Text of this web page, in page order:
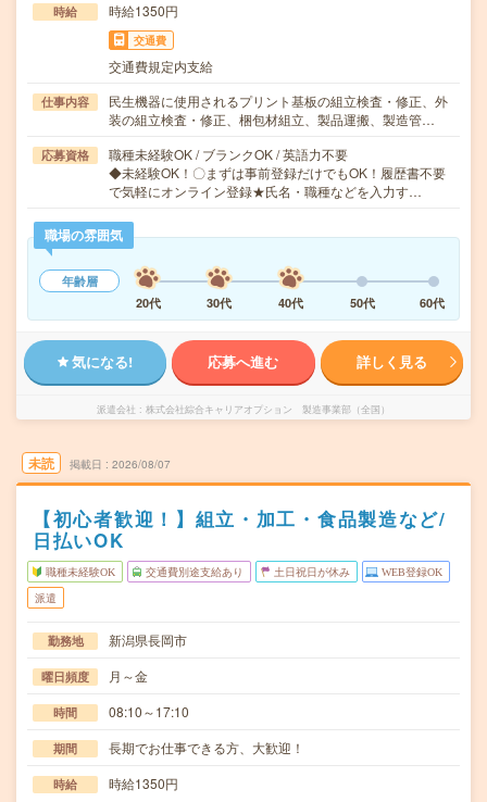
時給 時給1350円
交通費
交通費規定内支給
仕事内容
民生機器に使用されるプリント基板の組立検査・修正、外
装の組立検査・修正、梱包材組立、製品運搬、製造管…
応募資格
職種未経験OK / ブランクOK / 英語力不要
◆未経験OK！〇まずは事前登録だけでもOK！履歴書不要
で気軽にオンライン登録★氏名・職種などを入力す…
職場の雰囲気
年齢層
20代
30代 40代 50代 60代
気になる! 応募へ進む 詳しく見る
派遣会社 株式会社綜合キャリアオプション 製造事業部（全国）
未読 掲載日 2026/08/07
【初心者歓迎！】組立・加工・食品製造など/
日払いOK
職種未経験OK 交通費別途支給あり 土日祝日が休み WEB登録OK
派遣
勤務地 新潟県長岡市
曜日頻度 月～金
時間 08:10～17:10
期間 長期でお仕事できる方、大歓迎！
時給 時給1350円